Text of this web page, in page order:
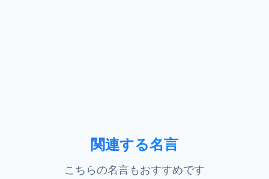
関連する名言
こちらの名言もおすすめです